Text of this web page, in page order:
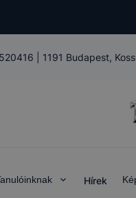
1191 Budapest,
Hírek